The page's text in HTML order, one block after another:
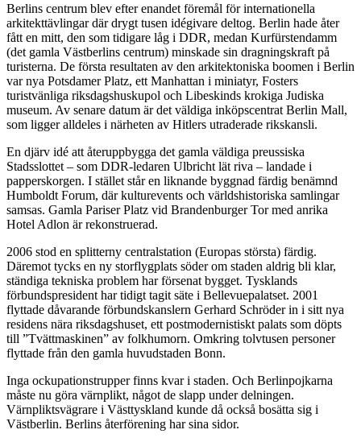
Berlins centrum blev efter enandet föremål för internationella
arkitekttävlingar där drygt tusen idégivare deltog. Berlin hade åter
fått en mitt, den som tidigare låg i DDR, medan Kurfürstendamm
(det gamla Västberlins centrum) minskade sin dragningskraft på
turisterna. De första resultaten av den arkitektoniska boomen i Berlin
var nya Potsdamer Platz, ett Manhattan i miniatyr, Fosters
turistvänliga riksdagshuskupol och Libeskinds krokiga Judiska
museum. Av senare datum är det väldiga inköpscentrat Berlin Mall,
som ligger alldeles i närheten av Hitlers utraderade rikskansli.
En djärv idé att återuppbygga det gamla väldiga preussiska
Stadsslottet – som DDR-ledaren Ulbricht lät riva – landade i
papperskorgen. I stället står en liknande byggnad färdig benämnd
Humboldt Forum, där kulturevents och världshistoriska samlingar
samsas. Gamla Pariser Platz vid Brandenburger Tor med anrika
Hotel Adlon är rekonstruerad.
2006 stod en splitterny centralstation (Europas största) färdig.
Däremot tycks en ny storflygplats söder om staden aldrig bli klar,
ständiga tekniska problem har försenat bygget. Tysklands
förbundspresident har tidigt tagit säte i Bellevuepalatset. 2001
flyttade dåvarande förbundskanslern Gerhard Schröder in i sitt nya
residens nära riksdagshuset, ett postmodernistiskt palats som döpts
till ”Tvättmaskinen” av folkhumorn. Omkring tolvtusen personer
flyttade från den gamla huvudstaden Bonn.
Inga ockupationstrupper finns kvar i staden. Och Berlinpojkarna
måste nu göra värnplikt, något de slapp under delningen.
Värnpliktsvägrare i Västtyskland kunde då också bosätta sig i
Västberlin. Berlins återförening har sina sidor.